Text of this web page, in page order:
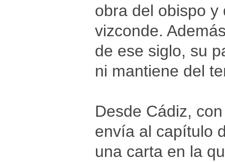
obra del obispo y
vizconde.
de ese siglo, su
ni mantiene del
Desde Cádiz,
envía al capítulo
una carta en la